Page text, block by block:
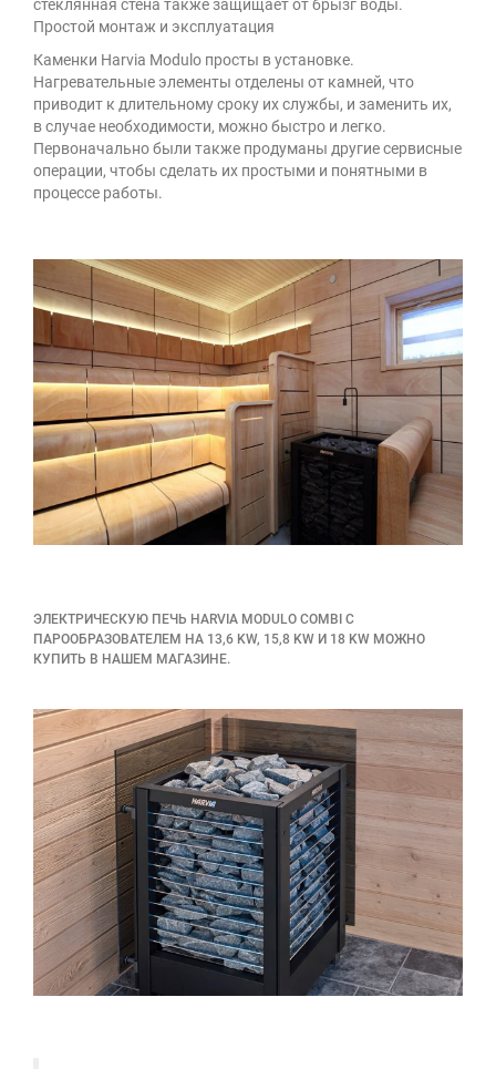
стеклянная стена также защищает от брызг воды.
Простой монтаж и эксплуатация
Каменки Harvia Modulo просты в установке.
Нагревательные элементы отделены от камней, что
приводит к длительному сроку их службы, и заменить их,
в случае необходимости, можно быстро и легко.
Первоначально были также продуманы другие сервисные
операции, чтобы сделать их простыми и понятными в
процессе работы.
ЭЛЕКТРИЧЕСКУЮ ПЕЧЬ HARVIA MODULO COMBI С
ПАРООБРАЗОВАТЕЛЕМ НА 13,6 KW, 15,8 KW И 18 KW МОЖНО
КУПИТЬ В НАШЕМ МАГАЗИНЕ.